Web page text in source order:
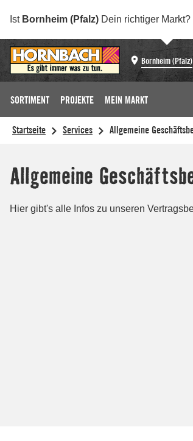
Ist Bornheim (Pfalz) Dein richtiger Markt?
Bornheim (Pfalz)
SORTIMENT PROJEKTE MEIN MARKT